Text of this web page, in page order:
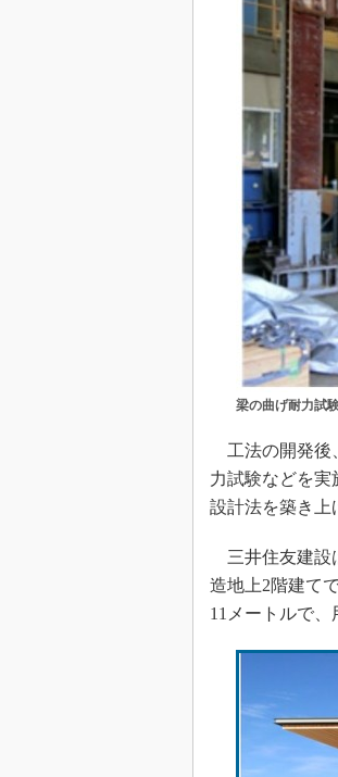
梁の曲げ耐力試
工法の開発後
力試験などを実
設計法を築き上
三井住友建設
造地上2階建て
11メートルで、